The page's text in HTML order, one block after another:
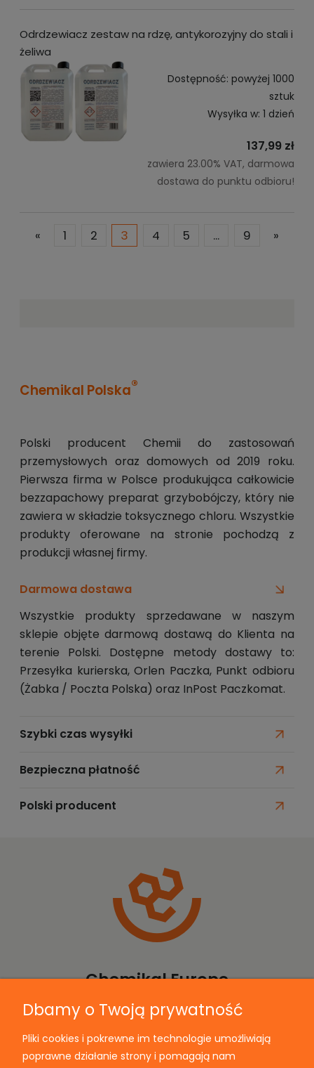
Odrdzewiacz zestaw na rdzę, antykorozyjny do stali i
żeliwa
Dostępność: powyżej 1000
sztuk
Wysyłka w: 1 dzień
137,99 zł
zawiera 23.00% VAT, darmowa
dostawa do punktu odbioru!
« 1 2 3 4 5 ... 9 »
Chemikal Polska®
Polski producent Chemii do zastosowań
przemysłowych oraz domowych od 2019 roku.
Pierwsza firma w Polsce produkująca całkowicie
bezzapachowy preparat grzybobójczy, który nie
zawiera w składzie toksycznego chloru. Wszystkie
produkty oferowane na stronie pochodzą z
produkcji własnej firmy.
Darmowa dostawa
Wszystkie produkty sprzedawane w naszym
sklepie objęte darmową dostawą do Klienta na
terenie Polski. Dostępne metody dostawy to:
Przesyłka kurierska, Orlen Paczka, Punkt odbioru
(Żabka / Poczta Polska) oraz InPost Paczkomat.
Szybki czas wysyłki
Bezpieczna płatność
Polski producent
Chemikal Europe
Informacje
Dbamy o Twoją prywatność
Pliki cookies i pokrewne im technologie umożliwiają
poprawne działanie strony i pomagają nam